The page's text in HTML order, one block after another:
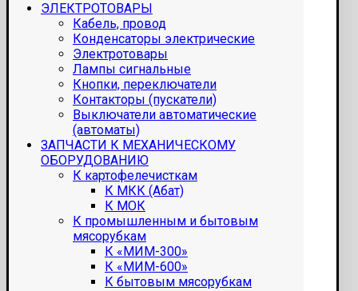
ЭЛЕКТРОТОВАРЫ
Кабель, провод
Конденсаторы электрические
Электротовары
Лампы сигнальные
Кнопки, переключатели
Контакторы (пускатели)
Выключатели автоматические
(автоматы)
ЗАПЧАСТИ К МЕХАНИЧЕСКОМУ
ОБОРУДОВАНИЮ
К картофелечисткам
К МКК (Абат)
К МОК
К промышленным и бытовым
мясорубкам
К «МИМ-300»
К «МИМ-600»
К бытовым мясорубкам